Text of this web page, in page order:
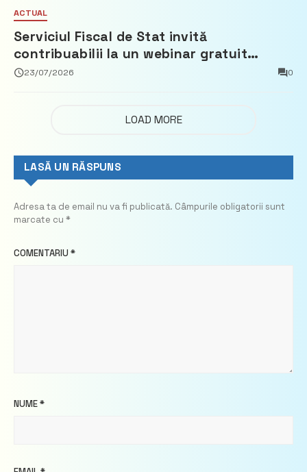
ACTUAL
Serviciul Fiscal de Stat invită
contribuabilii la un webinar gratuit
privind calculul impozitului pe bunurile
23/07/2026 0
LOAD MORE
LASĂ UN RĂSPUNS
Adresa ta de email nu va fi publicată. Câmpurile obligatorii sunt
marcate cu *
COMENTARIU *
NUME*